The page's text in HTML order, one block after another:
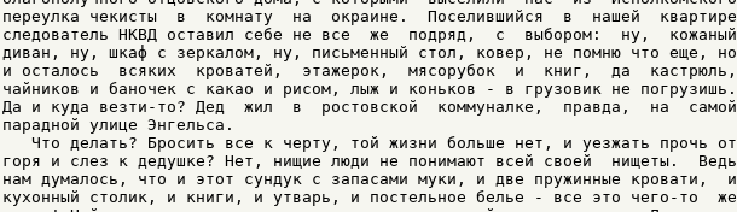
переулка чекисты  в  комнату  на  окраине.  Поселившийся  в  нашей  квартире
следователь НКВД оставил себе не все  же  подряд,  с  выбором:  ну,  кожаный
диван, ну, шкаф с зеркалом, ну, письменный стол, ковер, не помню что еще, но
и осталось  всяких  кроватей,  этажерок,  мясорубок  и  книг,  да  кастрюль,
чайников и баночек с какао и рисом, лыж и коньков - в грузовик не погрузишь.
Да и куда везти-то? Дед  жил  в  ростовской  коммуналке,  правда,  на  самой
парадной улице Энгельса.
   Что делать? Бросить все к черту, той жизни больше нет, и уезжать прочь от
горя и слез к дедушке? Нет, нищие люди не понимают всей своей  нищеты.  Ведь
нам думалось, что и этот сундук с запасами муки, и две пружинные кровати,  и
кухонный столик, и книги, и утварь, и постельное белье - все это чего-то  же